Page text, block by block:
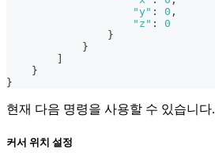
"y" : 0 ,
"z" :
0
}
}
}
}
현재 다음 명령을 사용할 수 있습니다.
커서 위치 설정